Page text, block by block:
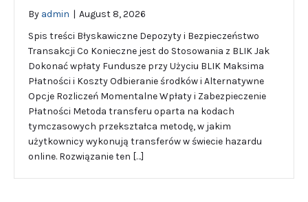
By admin | August 8, 2026
Spis treści Błyskawiczne Depozyty i Bezpieczeństwo
Transakcji Co Konieczne jest do Stosowania z BLIK Jak
Dokonać wpłaty Fundusze przy Użyciu BLIK Maksima
Płatności i Koszty Odbieranie środków i Alternatywne
Opcje Rozliczeń Momentalne Wpłaty i Zabezpieczenie
Płatności Metoda transferu oparta na kodach
tymczasowych przekształca metodę, w jakim
użytkownicy wykonują transferów w świecie hazardu
online. Rozwiązanie ten […]